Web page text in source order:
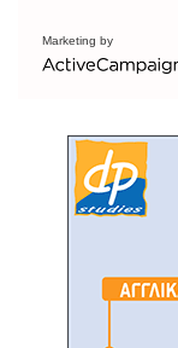
Marketing by